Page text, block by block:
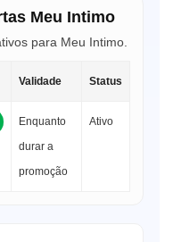
Meu Intimo
para Meu Intimo.
Validade Status
Enquanto
durar a
promoção
Ativo